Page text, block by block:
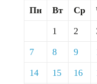
Пн Вт Ср
1 2
7 8 9
14 15 16